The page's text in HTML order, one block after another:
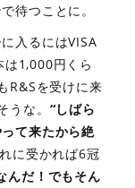
待つことに。
入るにはVISA
1,000円くら
R&Sを受けに来
な。 “しばら
て来たから絶
に受かれば6冠
んだ！でもそん